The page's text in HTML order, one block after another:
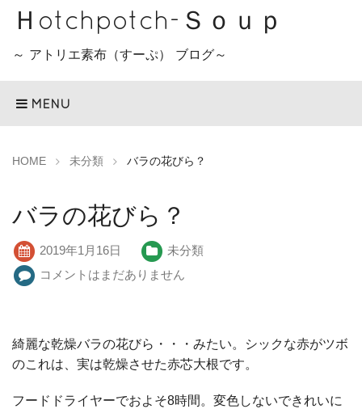
Ｈotchpotch-Ｓｏｕｐ
～ アトリエ素布（すーぷ） ブログ～
MENU
HOME 未分類 バラの花びら？
バラの花びら？
2019年1月16日
未分類
コメントはまだありません
綺麗な乾燥バラの花びら・・・みたい。シックな赤がツボ
のこれは、実は乾燥させた赤芯大根です。
フードドライヤーでおよそ8時間。変色しないできれいに